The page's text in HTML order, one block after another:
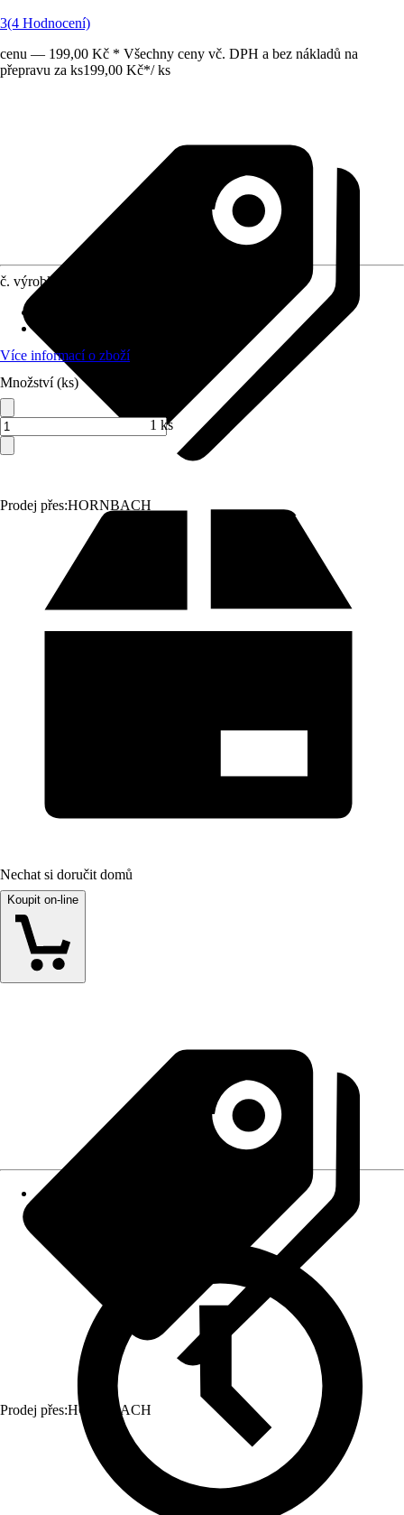
3(4 Hodnocení)
cenu — 199,00 Kč * Všechny ceny vč. DPH a bez nákladů na
přepravu za ks199,00 Kč*/ ks
Prodej přes:HORNBACH
č. výrobku
Více informací o zboží
Množství (ks)
1 ks
Nechat si doručit domů
Koupit on-line
Prodej přes:HORNBACH